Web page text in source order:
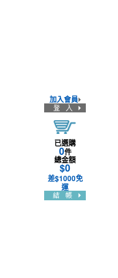
加入會員
已選購
0件
總金額
$0
差$1000免
運